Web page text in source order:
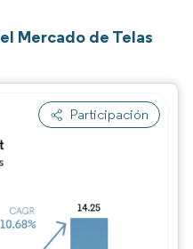
Mercado de Telas
Participación